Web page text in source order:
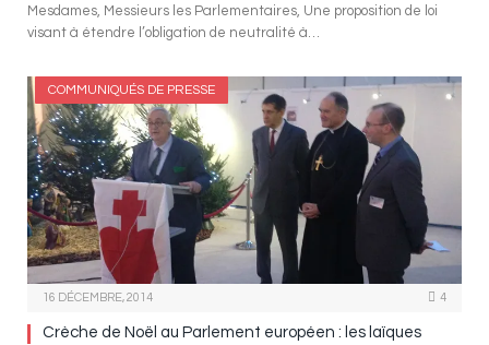
Mesdames, Messieurs les Parlementaires, Une proposition de loi
visant à étendre l’obligation de neutralité à…
COMMUNIQUÉS DE PRESSE
16 DÉCEMBRE, 2014 4
Crèche de Noël au Parlement européen : les laïques